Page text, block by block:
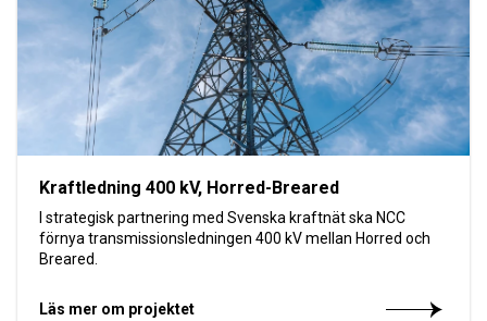
Kraftledning 400 kV, Horred-Breared
I strategisk partnering med Svenska kraftnät ska NCC
förnya transmissionsledningen 400 kV mellan Horred och
Breared.
Läs mer om projektet